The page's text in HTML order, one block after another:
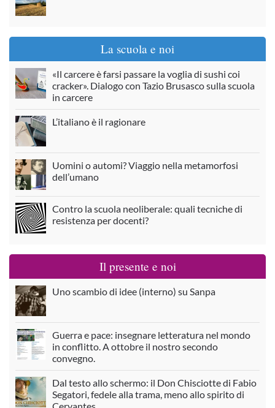
La scuola e noi
«Il carcere è farsi passare la voglia di sushi coi
cracker». Dialogo con Tazio Brusasco sulla scuola
in carcere
L’italiano è il ragionare
Uomini o automi? Viaggio nella metamorfosi
dell’umano
Contro la scuola neoliberale: quali tecniche di
resistenza per docenti?
Il presente e noi
Uno scambio di idee (interno) su Sanpa
Guerra e pace: insegnare letteratura nel mondo
in conflitto. A ottobre il nostro secondo
convegno.
Dal testo allo schermo: il Don Chisciotte di Fabio
Segatori, fedele alla trama, meno allo spirito di